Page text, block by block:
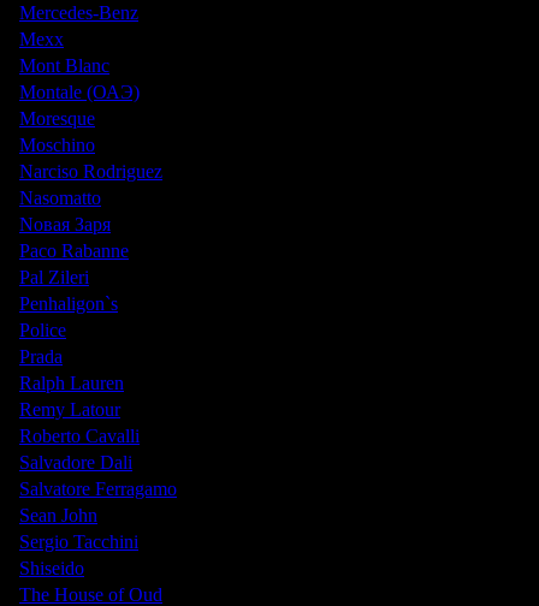
Mercedes-Benz
Mexx
Mont Blanc
Montale (ОАЭ)
Moresque
Moschino
Narciso Rodriguez
Nasomatto
Nовая Заря
Paco Rabanne
Pal Zileri
Penhaligon`s
Police
Prada
Ralph Lauren
Remy Latour
Roberto Cavalli
Salvadore Dali
Salvatore Ferragamo
Sean John
Sergio Tacchini
Shiseido
The House of Oud